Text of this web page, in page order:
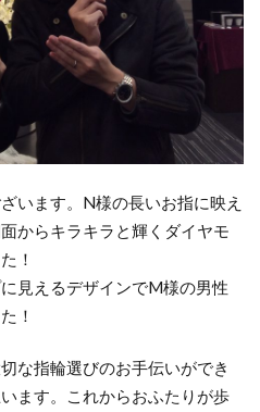
選び方
クニワカ
新潟市結婚指輪プラチナ
ゥメール
新潟市結婚指輪俄
新潟市結婚指輪重ねづけ
チナ
新潟市西区
新潟演出
新潟県
新潟結婚式
新潟結婚指輪
います。N様の長いお指に映え
からキラキラと輝くダイヤモ
！
見えるデザインでM様の男性
！
な指輪選びのお手伝いができ
ます。これからおふたりが歩